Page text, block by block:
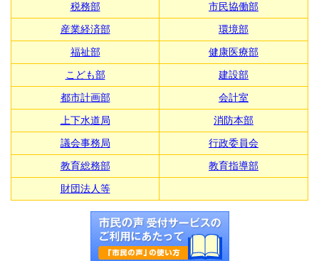
税務部
市民協働部
産業経済部
環境部
福祉部
健康医療部
こども部
建設部
都市計画部
会計室
上下水道局
消防本部
議会事務局
行政委員会
教育総務部
教育指導部
財団法人等